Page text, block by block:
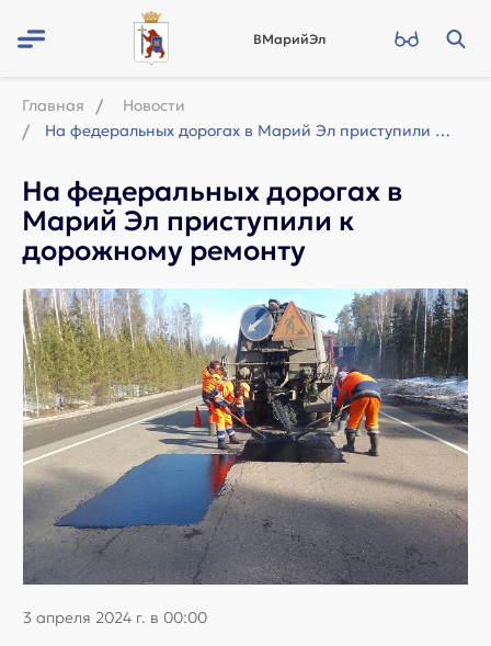
ВМарийЭл
Главная
Новости
На федеральных дорогах в Марий Эл приступили к дорожному ремонту
На федеральных дорогах в
Марий Эл приступили к
дорожному ремонту
3 апреля 2024 г. в 00:00